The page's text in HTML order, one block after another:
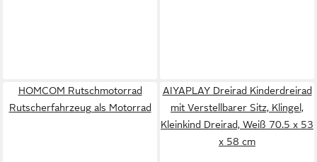
HOMCOM Rutschmotorrad
Rutscherfahrzeug als Motorrad
AIYAPLAY Dreirad Kinderdreirad
mit Verstellbarer Sitz, Klingel,
Kleinkind Dreirad, Weiß 70.5 x 53
x 58 cm